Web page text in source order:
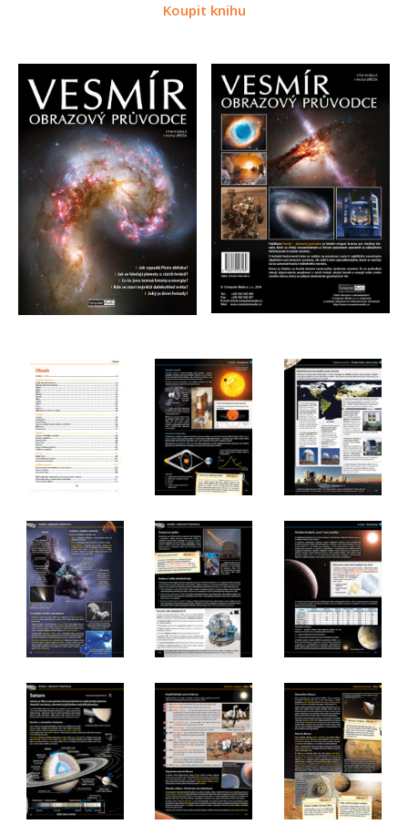
Koupit knihu